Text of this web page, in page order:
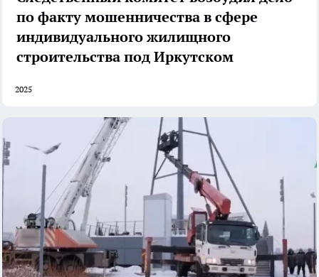
по факту мошенничества в сфере
индивидуального жилищного
строительства под Иркутском
2025